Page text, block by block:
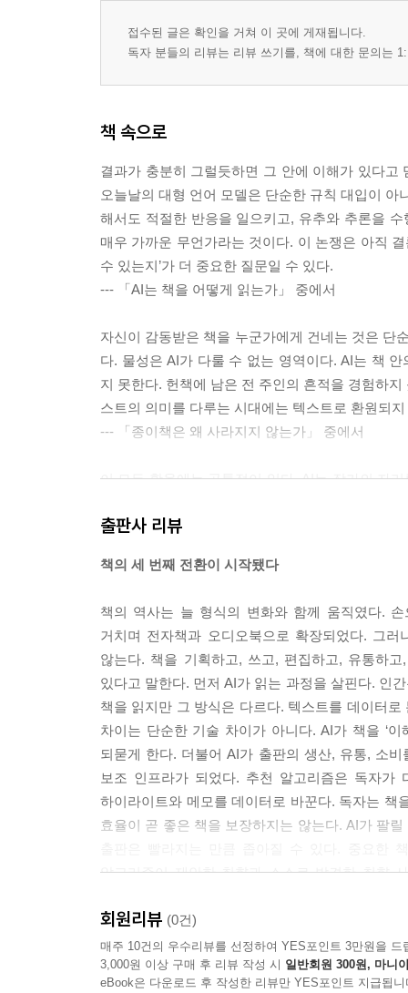
접수된 글은 확인을 거쳐 이 곳에 게재됩니다.
독자 분들의 리뷰는 리뷰 쓰기를, 책에 대한 문의는
책 속으로
결과가 충분히 그럴듯하면 그 안에 이해가 있다
오늘날의 대형 언어 모델은 단순한 규칙 대입이
해서도 적절한 반응을 일으키고, 유추와 추론을
매우 가까운 무언가라는 것이다. 이 논쟁은 아직
수 있는지’가 더 중요한 질문일 수 있다.
--- 「AI는 책을 어떻게 읽는가」 중에서
자신이 감동받은 책을 누군가에게 건네는 것은 단
다. 물성은 AI가 다룰 수 없는 영역이다. AI는 책
지 못한다. 헌책에 남은 전 주인의 흔적을 경험하
스트의 의미를 다루는 시대에는 텍스트로 환원되
--- 「종이책은 왜 사라지지 않는가」 중에서
이 모든 활용에는 공통점이 있다. AI는 작가의 자
인가. 창작의 핵심 요소로 흔히 거론되는 것은 ‘의
낼 뿐이다. 사랑에 관한 시를 써 달라는 명령에 시
--- 「AI와 함께 글을 쓴다는 것」 중에서
읽기가 수동적인 행위라는 생각은 착각이다. 독
고, 등장인물에게 공감하거나 거리를 두며, 행간
독서가 본질적으로 상호작용이라는 증거다. 다만
질문에 직접 답할 수 없었다. 이해가 막히는 순간
실시간으로 나눌 수 없었다. AI의 발전은 이 한계
에 의문이 생기면 반론을 찾을 수 있으며, 여러 독
--- 「함께 읽기, 따로 읽기」 중에서
출판사 리뷰
책의 세 번째 전환이 시작됐다
책의 역사는 늘 형식의 변화와 함께 움직였다.
거치며 전자책과 오디오북으로 확장되었다. 그
않는다. 책을 기획하고, 쓰고, 편집하고, 유통하
있다고 말한다. 먼저 AI가 읽는 과정을 살핀다. 인
책을 읽지만 그 방식은 다르다. 텍스트를 데이터
차이는 단순한 기술 차이가 아니다. AI가 책을 ‘
되묻게 한다. 더불어 AI가 출판의 생산, 유통, 소
보조 인프라가 되었다. 추천 알고리즘은 독자
하이라이트와 메모를 데이터로 바꾼다. 독자는 책
효율이 곧 좋은 책을 보장하지는 않는다. AI가 팔
알고리즘이 제안한 취향과 스스로 발견한 취향
회원리뷰 (0건)
매주 10건의 우수리뷰를 선정하여 YES포인트 3만원을 드
3,000원 이상 구매 후 리뷰 작성 시 일반회원 300원, 마니
eBook은 다운로드 후 작성한 리뷰만 YES포인트 지급됩니